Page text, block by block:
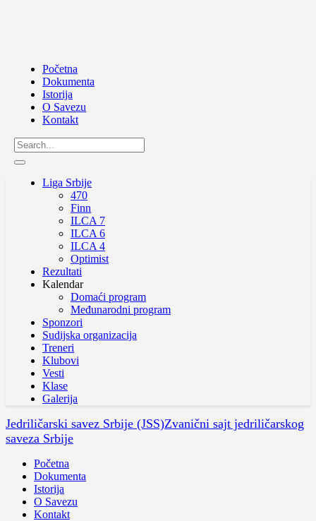
Početna
Dokumenta
Istorija
O Savezu
Kontakt
Liga Srbije
470
Finn
ILCA 7
ILCA 6
ILCA 4
Optimist
Rezultati
Kalendar
Domaći program
Međunarodni program
Sponzori
Sudijska organizacija
Treneri
Klubovi
Vesti
Klase
Galerija
Jedriličarski savez Srbije (JSS)Zvanični sajt jedriličarskog
saveza Srbije
Početna
Dokumenta
Istorija
O Savezu
Kontakt